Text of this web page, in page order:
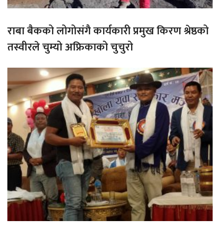
राबा बैकको लोगोसंगै कार्यकारी प्रमुख किरण श्रेष्ठको
तस्वीरले चुम्यो अफ्रिकाको चुचुरो